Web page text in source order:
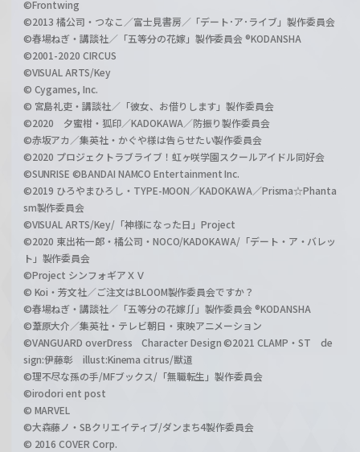
©Frontwing
©2013 橘公司・つなこ／富士見書房／「デート･ア･ライブ」製作委員会
©春場ねぎ・講談社／「五等分の花嫁」製作委員会 ®KODANSHA
©2001-2020 CIRCUS
©VISUAL ARTS/Key
© Cygames, Inc.
© 宮島礼吏・講談社／「彼女、お借りします」製作委員会
©2020 夕蜜柑・狐印／KADOKAWA／防振り製作委員会
©赤坂アカ／集英社・かぐや様は告らせたい製作委員会
©2020 プロジェクトラブライブ！虹ヶ咲学園スクールアイドル同好会
©SUNRISE ©BANDAI NAMCO Entertainment Inc.
©2019 ひろやまひろし・TYPE-MOON／KADOKAWA／Prisma☆Phanta
sm製作委員会
©VISUAL ARTS/Key/「神様になった日」Project
©2020 東出祐一郎・橘公司・NOCO/KADOKAWA/「デート・ア・バレッ
ト」製作委員会
©Project シンフォギアＸＶ
© Koi・芳文社／ご注文はBLOOM製作委員会ですか？
©春場ねぎ・講談社／「五等分の花嫁∬」製作委員会 ®KODANSHA
©葦原大介／集英社・テレビ朝日・東映アニメーション
©VANGUARD overDress Character Design ©2021 CLAMP・ST de
sign:伊藤彰 illust:Kinema citrus/獣道
©理不尽な孫の手/MFブックス/「無職転生」製作委員会
©irodori ent post
© MARVEL
©大森藤ノ・SBクリエイティブ/ダンまち4製作委員会
© 2016 COVER Corp.